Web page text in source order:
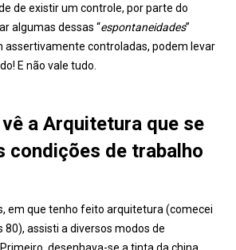
de existir um controle, por parte do
algumas dessas “espontaneidades”
assertivamente controladas, podem levar
E não vale tudo.
a Arquitetura que se
condições de trabalho
em que tenho feito arquitetura (comecei
80), assisti a diversos modos de